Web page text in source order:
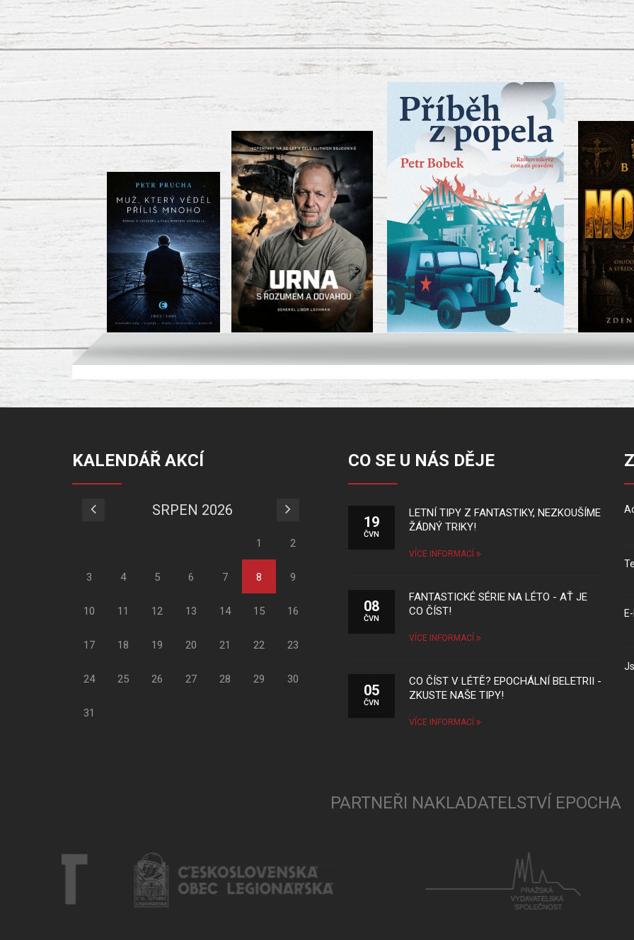
KALENDÁŘ AKCÍ
SRPEN 2026
1 2
3 4 5 6 7 8 9
10 11 12 13 14 15 16
17 18 19 20 21 22 23
24 25 26 27 28 29 30
31
CO SE U NÁS DĚJE
19
ČVN
LETNÍ TIPY Z FANTASTIKY, NEZKOUŠÍME
ŽÁDNÝ TRIKY!
VÍCE INFORMACÍ
08
ČVN
FANTASTICKÉ SÉRIE NA LÉTO - AŤ JE
CO ČÍST!
VÍCE INFORMACÍ
05
ČVN
CO ČÍST V LÉTĚ? EPOCHÁLNÍ BELETRII -
ZKUSTE NAŠE TIPY!
VÍCE INFORMACÍ
PARTNEŘI NAKLADATELSTVÍ EPOCHA